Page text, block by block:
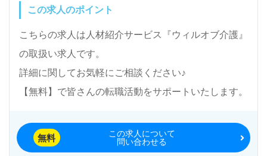
この求人のポイント
こちらの求人は人材紹介サービス『ウィルオブ介護』
の取扱い求人です。
詳細に関してお気軽にご相談ください♪
【無料】で皆さんの転職活動をサポートいたします。
無料
この求人について
問い合わせる